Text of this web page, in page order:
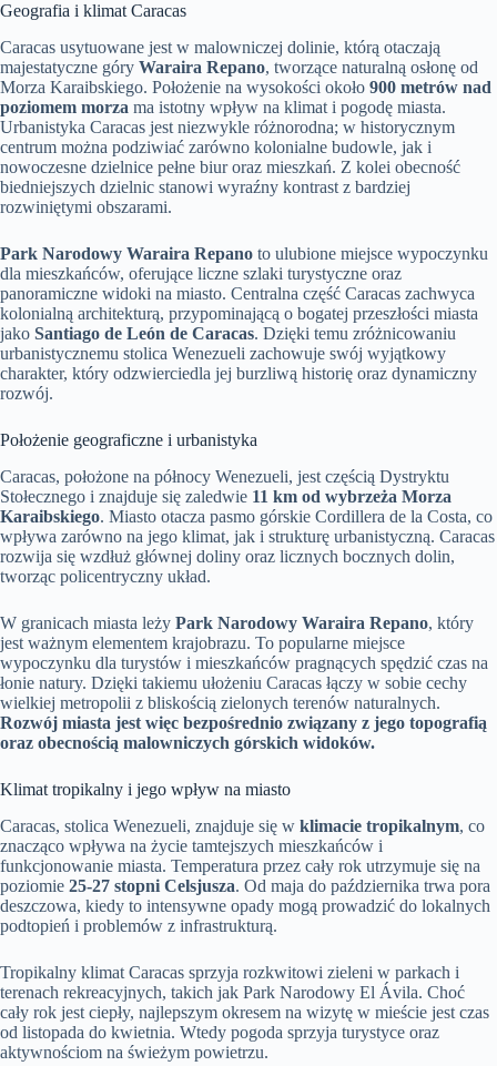
Geografia i klimat Caracas
Caracas usytuowane jest w malowniczej dolinie, którą otaczają
majestatyczne góry Waraira Repano, tworzące naturalną osłonę od
Morza Karaibskiego. Położenie na wysokości około 900 metrów nad
poziomem morza ma istotny wpływ na klimat i pogodę miasta.
Urbanistyka Caracas jest niezwykle różnorodna; w historycznym
centrum można podziwiać zarówno kolonialne budowle, jak i
nowoczesne dzielnice pełne biur oraz mieszkań. Z kolei obecność
biedniejszych dzielnic stanowi wyraźny kontrast z bardziej
rozwiniętymi obszarami.
Park Narodowy Waraira Repano to ulubione miejsce wypoczynku
dla mieszkańców, oferujące liczne szlaki turystyczne oraz
panoramiczne widoki na miasto. Centralna część Caracas zachwyca
kolonialną architekturą, przypominającą o bogatej przeszłości miasta
jako Santiago de León de Caracas. Dzięki temu zróżnicowaniu
urbanistycznemu stolica Wenezueli zachowuje swój wyjątkowy
charakter, który odzwierciedla jej burzliwą historię oraz dynamiczny
rozwój.
Położenie geograficzne i urbanistyka
Caracas, położone na północy Wenezueli, jest częścią Dystryktu
Stołecznego i znajduje się zaledwie 11 km od wybrzeża Morza
Karaibskiego. Miasto otacza pasmo górskie Cordillera de la Costa, co
wpływa zarówno na jego klimat, jak i strukturę urbanistyczną. Caracas
rozwija się wzdłuż głównej doliny oraz licznych bocznych dolin,
tworząc policentryczny układ.
W granicach miasta leży Park Narodowy Waraira Repano, który
jest ważnym elementem krajobrazu. To popularne miejsce
wypoczynku dla turystów i mieszkańców pragnących spędzić czas na
łonie natury. Dzięki takiemu ułożeniu Caracas łączy w sobie cechy
wielkiej metropolii z bliskością zielonych terenów naturalnych.
Rozwój miasta jest więc bezpośrednio związany z jego topografią
oraz obecnością malowniczych górskich widoków.
Klimat tropikalny i jego wpływ na miasto
Caracas, stolica Wenezueli, znajduje się w klimacie tropikalnym, co
znacząco wpływa na życie tamtejszych mieszkańców i
funkcjonowanie miasta. Temperatura przez cały rok utrzymuje się na
poziomie 25-27 stopni Celsjusza. Od maja do października trwa pora
deszczowa, kiedy to intensywne opady mogą prowadzić do lokalnych
podtopień i problemów z infrastrukturą.
Tropikalny klimat Caracas sprzyja rozkwitowi zieleni w parkach i
terenach rekreacyjnych, takich jak Park Narodowy El Ávila. Choć
cały rok jest ciepły, najlepszym okresem na wizytę w mieście jest czas
od listopada do kwietnia. Wtedy pogoda sprzyja turystyce oraz
aktywnościom na świeżym powietrzu.